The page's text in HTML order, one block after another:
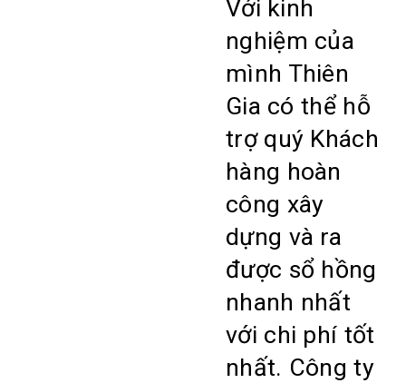
Với kinh
nghiệm của
mình Thiên
Gia có thể hỗ
trợ quý Khách
hàng hoàn
công xây
dựng và ra
được sổ hồng
nhanh nhất
với chi phí tốt
nhất. Công ty